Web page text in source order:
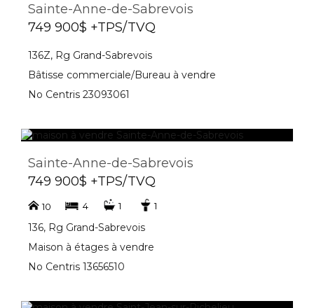
Sainte-Anne-de-Sabrevois
749 900$ +TPS/TVQ
136Z, Rg Grand-Sabrevois
Bâtisse commerciale/Bureau à vendre
No Centris 23093061
Sainte-Anne-de-Sabrevois
749 900$ +TPS/TVQ
10 4 1 1
136, Rg Grand-Sabrevois
Maison à étages à vendre
No Centris 13656510